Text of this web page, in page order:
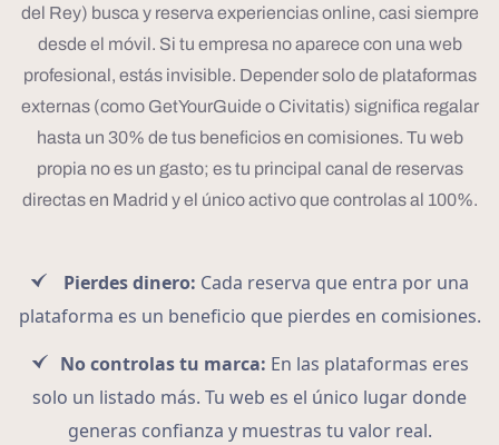
del Rey) busca y reserva experiencias online, casi siempre
desde el móvil. Si tu empresa no aparece con una web
profesional, estás invisible. Depender solo de plataformas
externas (como GetYourGuide o Civitatis) significa regalar
hasta un 30% de tus beneficios en comisiones. Tu web
propia no es un gasto; es tu principal canal de reservas
directas en Madrid y el único activo que controlas al 100%.
Pierdes dinero: Cada reserva que entra por una
plataforma es un beneficio que pierdes en comisiones.
No controlas tu marca: En las plataformas eres
solo un listado más. Tu web es el único lugar donde
generas confianza y muestras tu valor real.